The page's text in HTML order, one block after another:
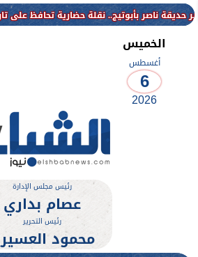
الخميس
أغسطس
6
2026
رئيس مجلس الإدارة
عصام بداري
رئيس التحرير
محمود